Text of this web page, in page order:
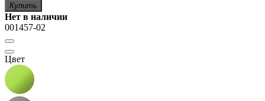
Купить
Нет в наличии
001457-02
Цвет